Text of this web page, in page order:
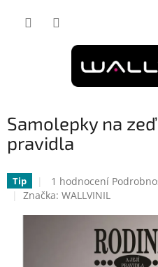
Samolepky na
pravidla
Tip
Průměrné
hodnocení
1 hodnocení
Značka: WALLVINIL